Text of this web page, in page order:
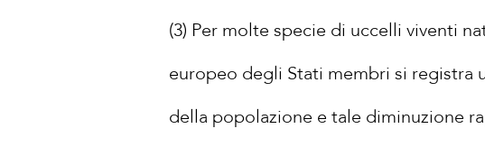
(3) Per molte specie di uccelli viventi
europeo degli Stati membri si registra
della popolazione e tale diminuzione